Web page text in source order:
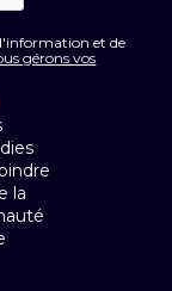
et de
gérons vos
la